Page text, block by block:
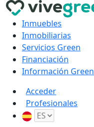
Inmuebles
Inmobiliarias
Servicios Green
Financiación
Información Green
Acceder
Profesionales